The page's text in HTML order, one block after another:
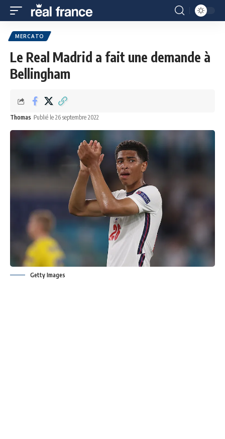
MERCATO
Le Real Madrid a fait une demande à
Bellingham
Thomas Publié le 26 septembre 2022
Getty Images